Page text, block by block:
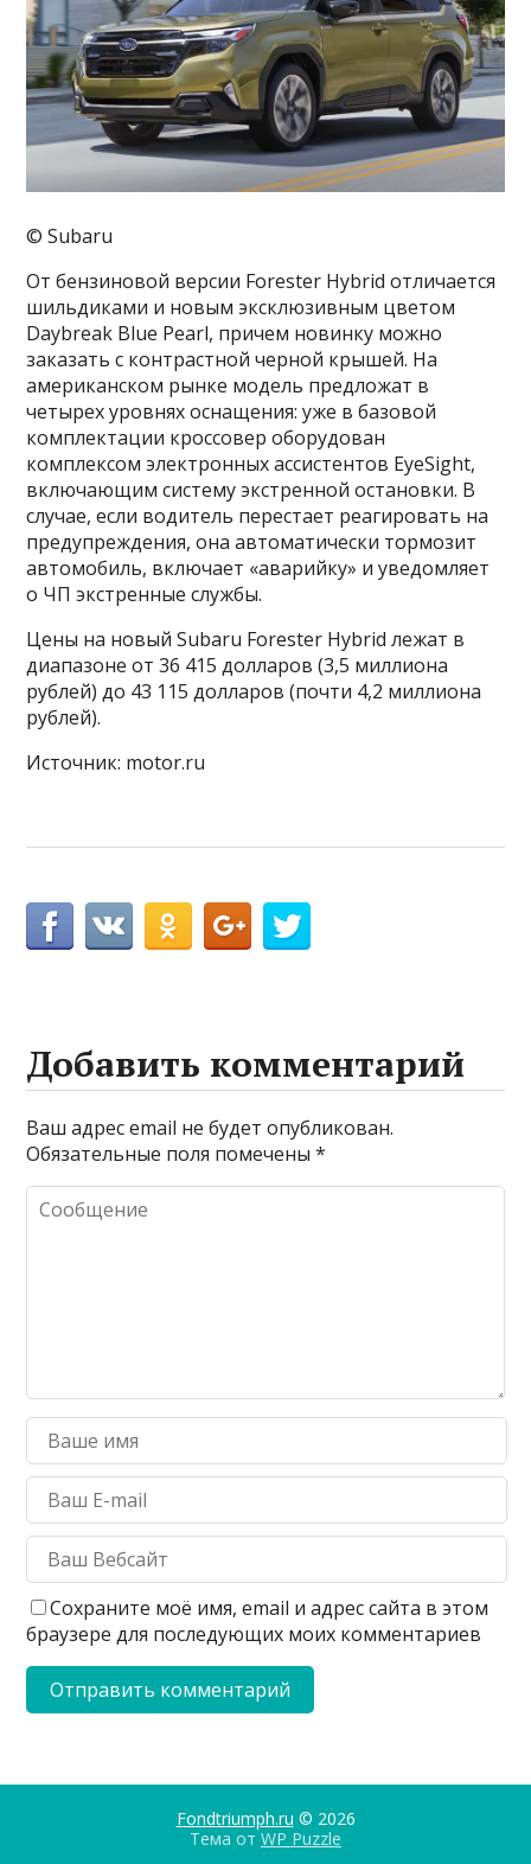
© Subaru
От бензиновой версии Forester Hybrid отличается
шильдиками и новым эксклюзивным цветом
Daybreak Blue Pearl, причем новинку можно
заказать с контрастной черной крышей. На
американском рынке модель предложат в
четырех уровнях оснащения: уже в базовой
комплектации кроссовер оборудован
комплексом электронных ассистентов EyeSight,
включающим систему экстренной остановки. В
случае, если водитель перестает реагировать на
предупреждения, она автоматически тормозит
автомобиль, включает «аварийку» и уведомляет
о ЧП экстренные службы.
Цены на новый Subaru Forester Hybrid лежат в
диапазоне от 36 415 долларов (3,5 миллиона
рублей) до 43 115 долларов (почти 4,2 миллиона
рублей).
Источник: motor.ru
Добавить комментарий
Ваш адрес email не будет опубликован.
Обязательные поля помечены*
Сохраните моё имя, email и адрес сайта в этом
браузере для последующих моих комментариев
Fondtriumph.ru © 2026
Тема от WP Puzzle